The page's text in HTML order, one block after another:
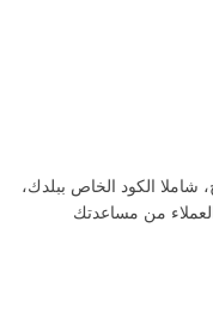
الكود الخاص ببلدك،
من مساعدتك